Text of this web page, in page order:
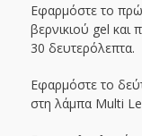
Εφαρμόστε το
βερνικιού gel και
30 δευτερόλεπτα.
Εφαρμόστε το
στη λάμπα Multi